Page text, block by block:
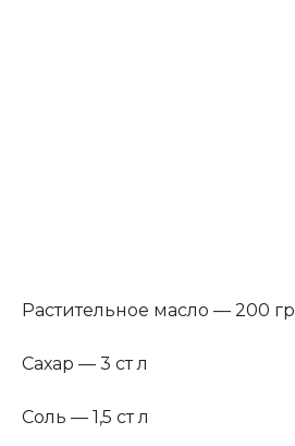
Растительное масло — 200 гр
Сахар — 3 ст л
Соль — 1,5 ст л